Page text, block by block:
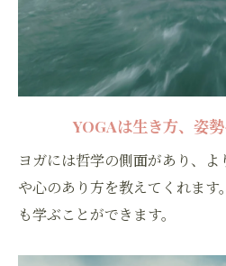
​​​​​​​YOGAは生き方、姿
ヨガには哲学の側面があり、
や心のあり方を教えてくれま
も学ぶことができます。